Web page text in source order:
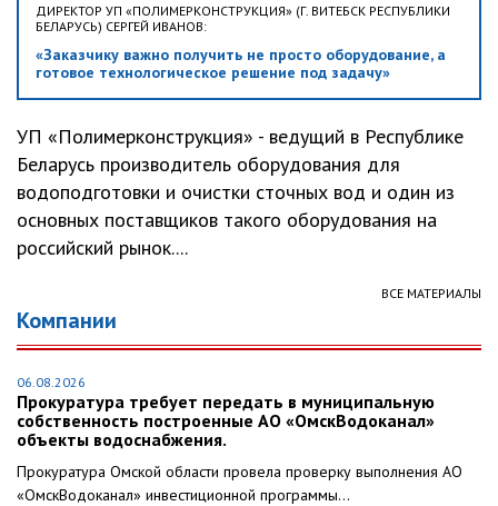
ДИРЕКТОР УП «ПОЛИМЕРКОНСТРУКЦИЯ» (Г. ВИТЕБСК РЕСПУБЛИКИ
БЕЛАРУСЬ) СЕРГЕЙ ИВАНОВ:
«Заказчику важно получить не просто оборудование, а
готовое технологическое решение под задачу»
УП «Полимерконструкция» - ведущий в Республике
Беларусь производитель оборудования для
водоподготовки и очистки сточных вод и один из
основных поставщиков такого оборудования на
российский рынок....
ВСЕ МАТЕРИАЛЫ
Компании
06.08.2026
Прокуратура требует передать в муниципальную
собственность построенные АО «ОмскВодоканал»
объекты водоснабжения.
Прокуратура Омской области провела проверку выполнения АО
«ОмскВодоканал» инвестиционной программы...